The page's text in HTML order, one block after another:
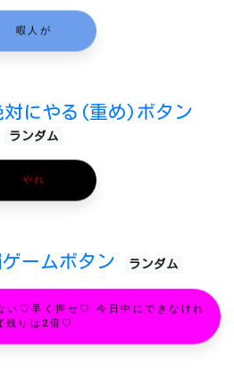
暇人が
対にやる(重め)ボタン
ランダム
やれ
ゲームボタン ランダム
せ♡ 今日中にできなけれ
残りは2倍♡